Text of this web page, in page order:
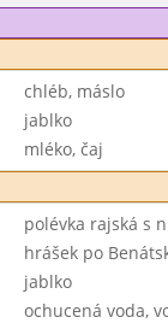
chléb, máslo
jablko
mléko, čaj
polévka rajská s
hrášek po
jablko
ochucená voda,